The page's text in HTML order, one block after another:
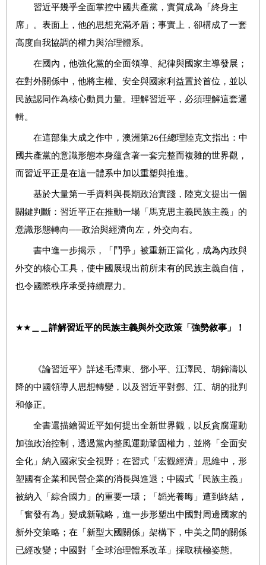
習近平幾乎全面掌控中國共產黨，實質成為「終身主
席」。表面上，他的思想充滿矛盾；事實上，卻構成了一套
高度自我協調的權力與治理體系。
在國內，他強化黨的全面領導、紀律與國家主導發展；
在對外關係中，他將主權、安全與國家利益置於首位，並以
民族認同作為核心動員力量。理解習近平，必須理解這套邏
輯。
在這部集大成之作中，澳洲第26任總理陸克文指出：中
國共產黨的意識形態本身蘊含著一套完整而複雜的世界觀，
而習近平正是在這一體系中加以重塑與推進。
基於大量第一手資料與長期政治實踐，陸克文提出一個
關鍵判斷：習近平正在推動一場「馬克思主義民族主義」的
意識形態轉向──政治與經濟向左，外交向右。
書中進一步揭示，「鬥爭」被重新正當化，成為內政與
外交的核心工具，使中國展現出前所未有的民族主義自信，
也令國際秩序承受持續壓力。
★★ ＿＿詳解習近平的民族主義與外交政策「強勢敘事」！
《論習近平》詳述毛澤東、鄧小平、江澤民、胡錦濤以
降的中國領導人思想轉變，以及習近平對鄧、江、胡的批判
和修正。
全書還描繪習近平如何提出全新世界觀，以反貪腐運動
加強政治控制，透過黨內整風運動鞏固權力，並將「全面安
全化」納入國家安全視野；在習式「宏觀經濟」思維中，形
塑國有企業和民營企業的消長與進退；中國式「民族主義」
被納入「綜合國力」的重要一環；「韜光養晦」遭到終結，
「奮發有為」變成新戰略，進一步形塑出中國對周邊國家的
新外交策略；在「新型大國關係」架構下，中美之間的關係
已經改變；中國對「全球治理體系改革」採取積極姿態。